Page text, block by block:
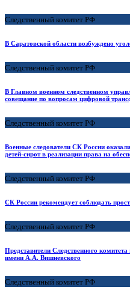
Следственный комитет РФ
В Саратовской области возбуждено
Следственный комитет РФ
В Главном военном следственном
совещание по вопросам цифровой
Следственный комитет РФ
Военные следователи СК России
детей-сирот в реализации права на
Следственный комитет РФ
СК России рекомендует соблюдать
Следственный комитет РФ
Представители Следственного
имени А.А. Вишневского
Следственный комитет РФ